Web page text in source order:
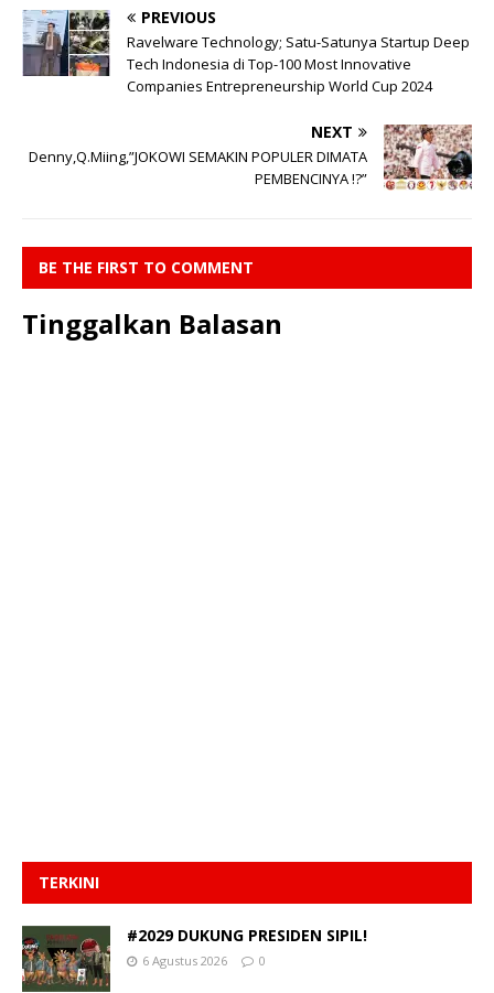
PREVIOUS
Ravelware Technology; Satu-Satunya Startup Deep
Tech Indonesia di Top-100 Most Innovative
Companies Entrepreneurship World Cup 2024
NEXT
Denny,Q.Miing,”JOKOWI SEMAKIN POPULER DIMATA
PEMBENCINYA !?”
BE THE FIRST TO COMMENT
Tinggalkan Balasan
TERKINI
#2029 DUKUNG PRESIDEN SIPIL!
6 Agustus 2026 0